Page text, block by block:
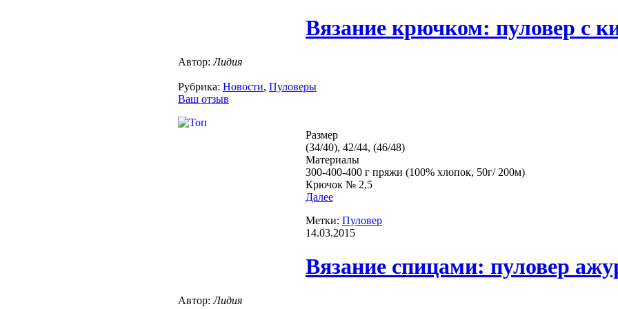
Вязание крючком: пуловер с
Автор:Лидия
Рубрика: Новости, Пуловеры
Ваш отзыв
Размер
(34/40), 42/44, (46/48)
Материалы
300-400-400 г пряжи (100% хлопок, 50г/ 200м)
Крючок № 2,5
Далее
Метки: Пуловер
14.03.2015
Вязание спицами: пуловер
Автор:Лидия